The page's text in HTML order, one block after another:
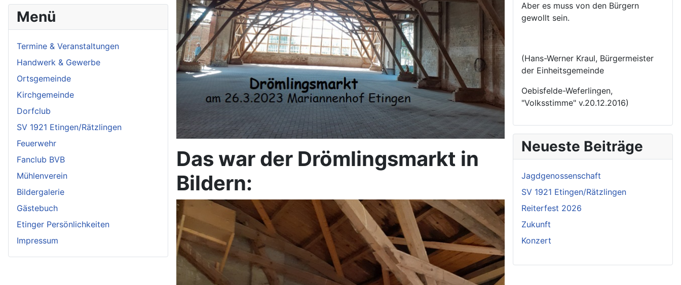
Menü
Termine & Veranstaltungen
Handwerk & Gewerbe
Ortsgemeinde
Kirchgemeinde
Dorfclub
SV 1921 Etingen/Rätzlingen
Feuerwehr
Fanclub BVB
Mühlenverein
Bildergalerie
Gästebuch
Etinger Persönlichkeiten
Impressum
Das war der Drömlingsmarkt in
Bildern:
Aber es muss von den Bürgern
gewollt sein.
(Hans-Werner Kraul, Bürgermeister
der Einheitsgemeinde
Oebisfelde-Weferlingen,
"Volksstimme" v.20.12.2016)
Neueste Beiträge
Jagdgenossenschaft
SV 1921 Etingen/Rätzlingen
Reiterfest 2026
Zukunft
Konzert